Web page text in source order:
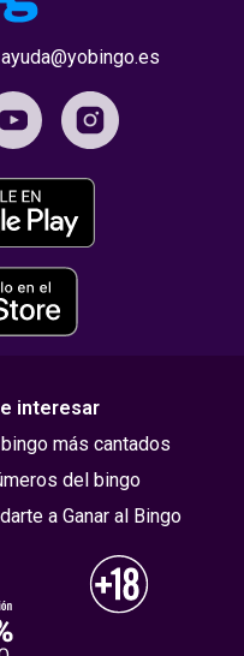
ayuda@yobingo.es
interesar
más cantados
del bingo
a Ganar al Bingo